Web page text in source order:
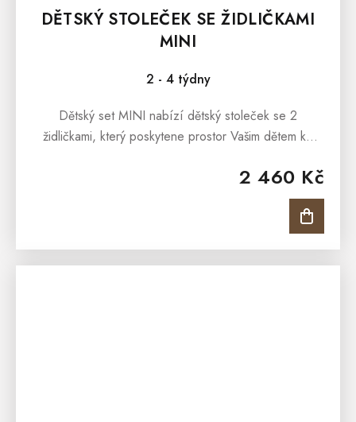
DĚTSKÝ STOLEČEK SE ŽIDLIČKAMI
MINI
2 - 4 týdny
2 460 Kč
Dětský set MINI nabízí dětský stoleček se 2
židličkami, který poskytene prostor Vašim dětem ke